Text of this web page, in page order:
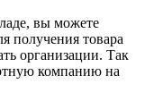
вы можете
получения товара
организации. Так
компанию на